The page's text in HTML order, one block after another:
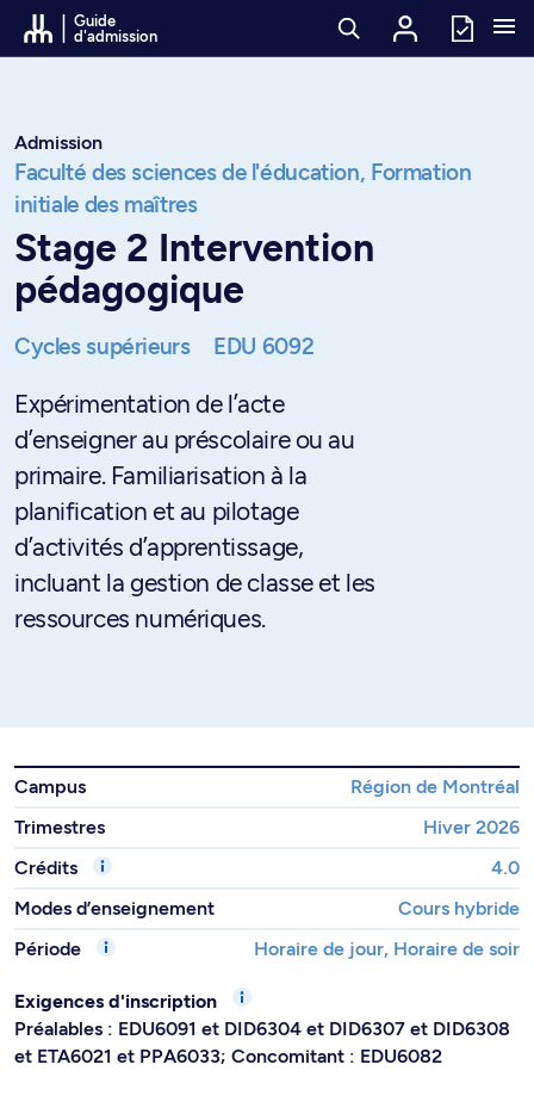
Passer au contenu
Guide
d'admission
Admission
Faculté des sciences de l'éducation, Formation
initiale des maîtres
Stage 2 Intervention
pédagogique
Cycles supérieurs EDU 6092
Expérimentation de l’acte
d’enseigner au préscolaire ou au
primaire. Familiarisation à la
planification et au pilotage
d’activités d’apprentissage,
incluant la gestion de classe et les
ressources numériques.
Campus
Région de Montréal
Trimestres
Hiver 2026
Crédits
4.0
Modes d’enseignement
Cours hybride
Période
Horaire de jour, Horaire de soir
Exigences d'inscription
Préalables : EDU6091 et DID6304 et DID6307 et DID6308
et ETA6021 et PPA6033; Concomitant : EDU6082